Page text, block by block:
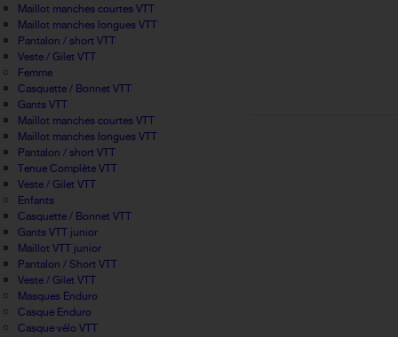
Maillot manches courtes VTT
Maillot manches longues VTT
Pantalon / short VTT
Veste / Gilet VTT
Femme
Casquette / Bonnet VTT
Gants VTT
Maillot manches courtes VTT
Maillot manches longues VTT
Pantalon / short VTT
Tenue Complète VTT
Veste / Gilet VTT
Enfants
Casquette / Bonnet VTT
Gants VTT junior
Maillot VTT junior
Pantalon / Short VTT
Veste / Gilet VTT
Masques Enduro
Casque Enduro
Casque vélo VTT